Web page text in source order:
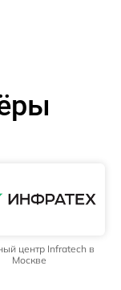
центр Infratech в
Москве